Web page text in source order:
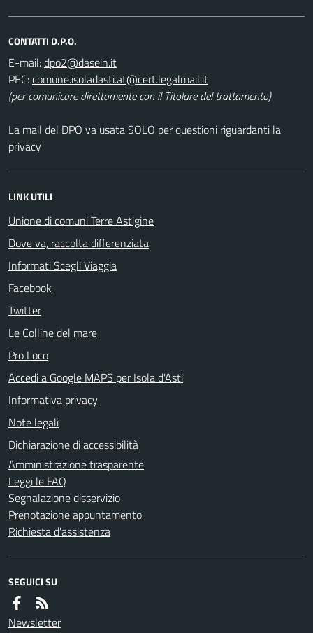
CONTATTI D.P.O.
E-mail:
PEC:
(per comunicare direttamente con il Titolare del trattamento)
La mail del DPO va usata SOLO per questioni riguardanti la
privacy
LINK UTILI
Unione di comuni Terre Astigine
Dove va, raccolta differenziata
Informati Scegli Viaggia
Facebook
Twitter
Le Colline del mare
Pro Loco
Accedi a Google MAPS per Isola d'Asti
Informativa privacy
Note legali
Dichiarazione di accessibilità
Amministrazione trasparente
Leggi le FAQ
Segnalazione disservizio
Prenotazione appuntamento
Richiesta d'assistenza
SEGUICI SU
Newsletter